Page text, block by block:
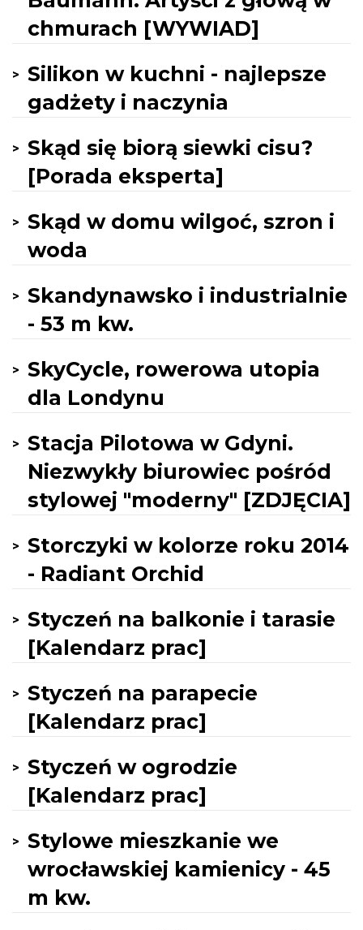
chmurach [WYWIAD]
Silikon w kuchni - najlepsze
gadżety i naczynia
Skąd się biorą siewki cisu?
[Porada eksperta]
Skąd w domu wilgoć, szron i
woda
Skandynawsko i industrialnie
- 53 m kw.
SkyCycle, rowerowa utopia
dla Londynu
Stacja Pilotowa w Gdyni.
Niezwykły biurowiec pośród
stylowej "moderny" [ZDJĘCIA]
Storczyki w kolorze roku 2014
- Radiant Orchid
Styczeń na balkonie i tarasie
[Kalendarz prac]
Styczeń na parapecie
[Kalendarz prac]
Styczeń w ogrodzie
[Kalendarz prac]
Stylowe mieszkanie we
wrocławskiej kamienicy - 45
m kw.